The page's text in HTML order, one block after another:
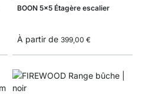
BOON 5x5 Étagère escalier
À partir de 399,00 €